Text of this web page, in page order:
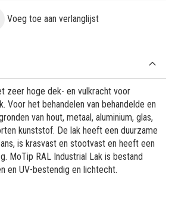
Voeg toe aan verlanglijst
zeer hoge dek- en vulkracht voor
Voor het behandelen van behandelde en
van hout, metaal, aluminium, glas,
kunststof. De lak heeft een duurzame
is krasvast en stootvast en heeft een
MoTip RAL Industrial Lak is bestand
en UV-bestendig en lichtecht.